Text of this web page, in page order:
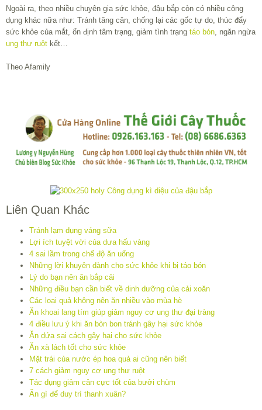
Ngoài ra, theo nhiều chuyên gia sức khỏe, đậu bắp còn có nhiều công
dụng khác nữa như: Tránh tăng cân, chống lại các gốc tự do, thúc đẩy
sức khỏe của mắt, ổn định tâm trạng, giảm tình trạng táo bón, ngăn ngừa
ung thư ruột kết…
Theo Afamily
Liên Quan Khác
Tránh lạm dụng váng sữa
Lợi ích tuyệt vời của dưa hấu vàng
4 sai lầm trong chế độ ăn uống
Những lời khuyên dành cho sức khỏe khi bị táo bón
Lý do bạn nên ăn bắp cải
Những điều bạn cần biết về dinh dưỡng của cải xoăn
Các loại quả không nên ăn nhiều vào mùa hè
Ăn khoai lang tím giúp giảm nguy cơ ung thư đại tràng
4 điều lưu ý khi ăn bòn bon tránh gây hại sức khỏe
Ăn dứa sai cách gây hại cho sức khỏe
Ăn xà lách tốt cho sức khỏe
Mặt trái của nước ép hoa quả ai cũng nên biết
7 cách giảm nguy cơ ung thư ruột
Tác dụng giảm cân cực tốt của bưởi chùm
Ăn gì để duy trì thanh xuân?